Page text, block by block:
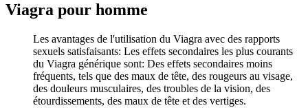
Viagra pour homme
Les avantages de l'utilisation du Viagra avec des rapports
sexuels satisfaisants: Les effets secondaires les plus courants
du Viagra générique sont: Des effets secondaires moins
fréquents, tels que des maux de tête, des rougeurs au visage,
des douleurs musculaires, des troubles de la vision, des
étourdissements, des maux de tête et des vertiges.